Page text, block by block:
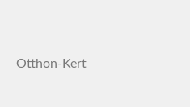
Otthon-Kert